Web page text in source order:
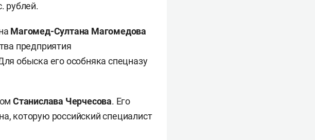
рублей.
Магомед-Султана Магомедова
предприятия
обыска его особняка спецназу
Станислава Черчесова. Его
которую российский специалист